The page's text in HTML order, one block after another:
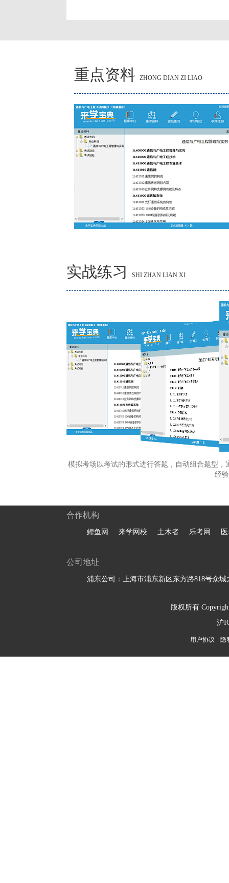
重点资料 ZHONG DIAN ZI LIAO
实战练习 SHI ZHAN LIAN XI
模拟考场以考试的形式进行答题，自动组合题型
经
合作机构
鲤鱼网 来学网校 土木者 乐考网
公司地址
浦东公司：上海市浦东新区东方路818号众城
版权所有
沪
用户协议 隐